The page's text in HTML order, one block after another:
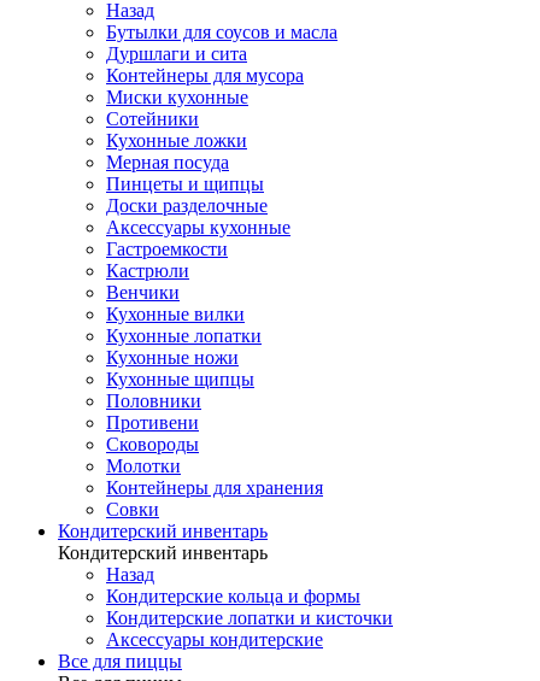
Назад
Бутылки для соусов и масла
Дуршлаги и сита
Контейнеры для мусора
Миски кухонные
Сотейники
Кухонные ложки
Мерная посуда
Пинцеты и щипцы
Доски разделочные
Аксессуары кухонные
Гастроемкости
Кастрюли
Венчики
Кухонные вилки
Кухонные лопатки
Кухонные ножи
Кухонные щипцы
Половники
Противени
Сковороды
Молотки
Контейнеры для хранения
Совки
Кондитерский инвентарь
Кондитерский инвентарь
Назад
Кондитерские кольца и формы
Кондитерские лопатки и кисточки
Аксессуары кондитерские
Все для пиццы